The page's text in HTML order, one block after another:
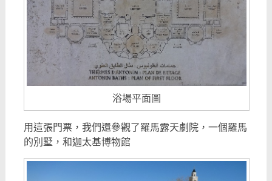
浴場平面圖
用這張門票，我們還參觀了羅馬露天劇院，一個羅馬
的別墅，和迦太基博物館